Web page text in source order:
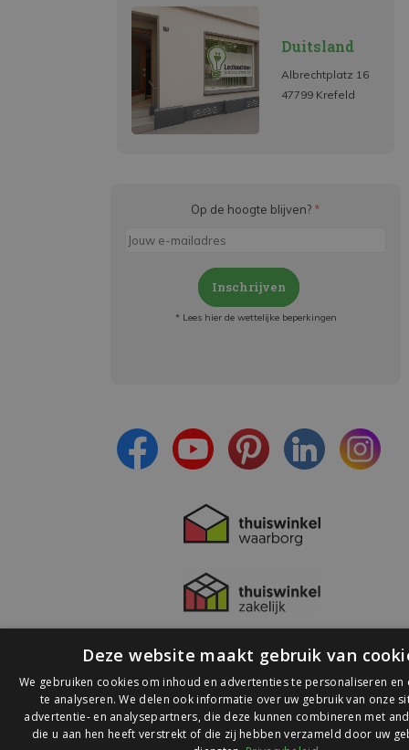
Duitsland
Albrechtplatz 16
47799 Krefeld
Op de hoogte blijven? *
Inschrijven
* Lees hier de wettelijke beperkingen
© 2026 Ledlichtdiscounter.nl
Deze website maakt gebruik van
We gebruiken cookies om inhoud en advertenties te personaliseren en
te analyseren. We delen ook informatie over uw gebruik van onze
advertentie- en analysepartners, die deze kunnen combineren met
die u aan hen heeft verstrekt of die zij hebben verzameld door uw